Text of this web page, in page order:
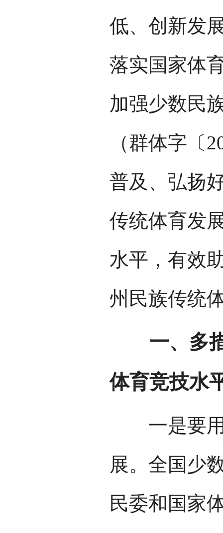
低、创新发
落实国家体
加强少数民
（群体字〔
普及、弘扬
传统体育发
水平，有效
州民族传统
一、多措
体育竞技水
一是要用
展。全国少
民委和国家